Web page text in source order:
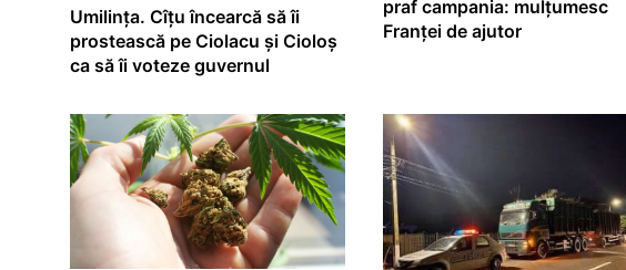
Umilința. Cîțu încearcă să îi
prostească pe Ciolacu și Cioloș
ca să îi voteze guvernul
praf campania: mulțumesc
Franței de ajutor